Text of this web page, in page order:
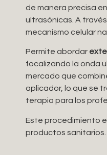
de manera precisa
ultrasónicas. A
mecanismo celular
Permite abordar
focalizando la onda
mercado que
aplicador, lo que se
terapia para los
Este procedimiento
productos sanitarios.